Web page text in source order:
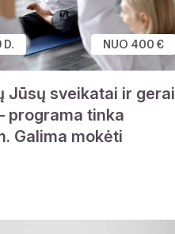
D. NUO 400 €
Jūsų sveikatai ir gerai
programa tinka
Galima mokėti